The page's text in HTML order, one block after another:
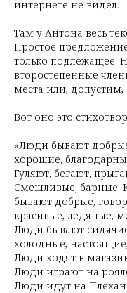
интернете не видел.
Там у Антона весь
Простое
только подлежащее.
второстепенные
места или,
Вот оно это
«Люди бывают
хорошие,
Гуляют, бегают,
Смешливые, барные.
бывают добрые,
красивые, ледяные,
Люди бывают
холодные,
Люди ходят в
Люди играют на
Люди идут на